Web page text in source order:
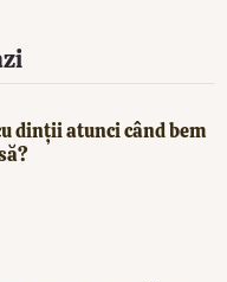
dinții atunci când bem